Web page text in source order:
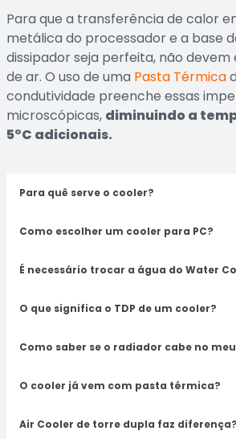
Para que a transferência de calor
metálica do processador e a base
dissipador seja perfeita, não
de ar. O uso de uma Pasta Térmica
condutividade preenche essas
microscópicas, diminuindo a
5°C adicionais.
Para quê serve o cooler?
Como escolher um cooler para PC?
É necessário trocar a água do Water
O que significa o TDP de um cooler?
Como saber se o radiador cabe no
O cooler já vem com pasta térmica?
Air Cooler de torre dupla faz diferença?